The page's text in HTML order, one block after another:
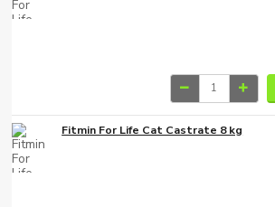
Fitmin For Life Cat Castrate 8 kg